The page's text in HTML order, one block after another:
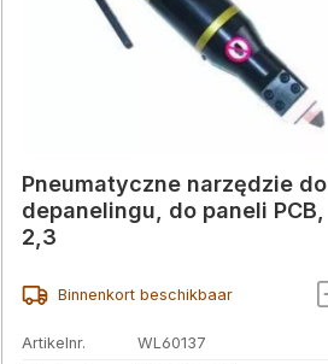
Pneumatyczne narzędzie do
depanelingu, do paneli PCB,
2,3
Binnenkort beschikbaar
Artikelnr.
WL60137